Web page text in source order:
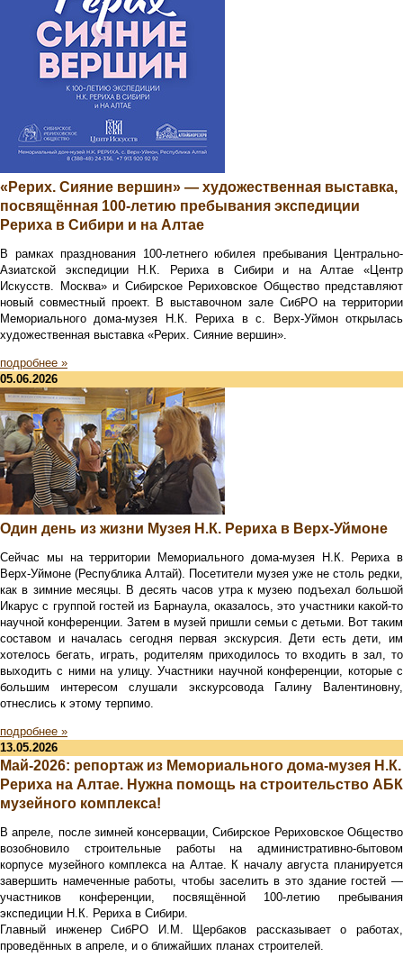
«Рерих. Сияние вершин» — художественная выставка,
посвящённая 100-летию пребывания экспедиции
Рериха в Сибири и на Алтае
В рамках празднования 100-летнего юбилея пребывания Центрально-
Азиатской экспедиции Н.К. Рериха в Сибири и на Алтае «Центр
Искусств. Москва» и Сибирское Рериховское Общество представляют
новый совместный проект. В выставочном зале СибРО на территории
Мемориального дома-музея Н.К. Рериха в с. Верх-Уймон открылась
художественная выставка «Рерих. Сияние вершин».
подробнее »
05.06.2026
Один день из жизни Музея Н.К. Рериха в Верх-Уймоне
Сейчас мы на территории Мемориального дома-музея Н.К. Рериха в
Верх-Уймоне (Республика Алтай). Посетители музея уже не столь редки,
как в зимние месяцы. В десять часов утра к музею подъехал большой
Икарус с группой гостей из Барнаула, оказалось, это участники какой-то
научной конференции. Затем в музей пришли семьи с детьми. Вот таким
составом и началась сегодня первая экскурсия. Дети есть дети, им
хотелось бегать, играть, родителям приходилось то входить в зал, то
выходить с ними на улицу. Участники научной конференции, которые с
большим интересом слушали экскурсовода Галину Валентиновну,
отнеслись к этому терпимо.
подробнее »
13.05.2026
Май-2026: репортаж из Мемориального дома-музея Н.К.
Рериха на Алтае. Нужна помощь на строительство АБК
музейного комплекса!
В апреле, после зимней консервации, Сибирское Рериховское Общество
возобновило строительные работы на административно-бытовом
корпусе музейного комплекса на Алтае. К началу августа планируется
завершить намеченные работы, чтобы заселить в это здание гостей —
участников конференции, посвящённой 100-летию пребывания
экспедиции Н.К. Рериха в Сибири.
Главный инженер СибРО И.М. Щербаков рассказывает о работах,
проведённых в апреле, и о ближайших планах строителей.